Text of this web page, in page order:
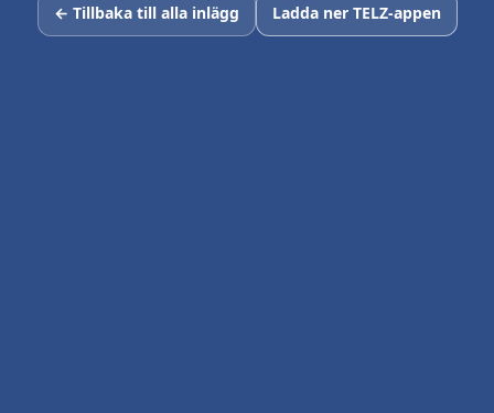
← Tillbaka till alla inlägg Ladda ner TELZ-appen